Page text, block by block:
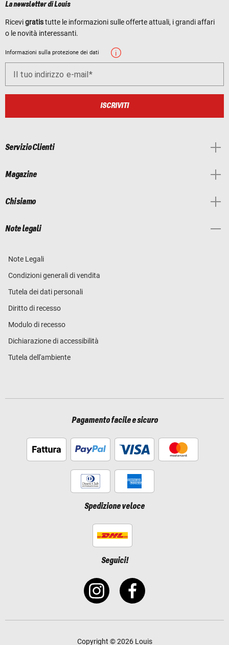
La newsletter di Louis
Ricevigratistutte le informazioni sulle offerte attuali, i grandi affari
o le novità interessanti.
Informazioni sulla protezione dei dati
Il tuo indirizzo e-mail
ISCRIVITI
Servizio Clienti
Magazine
Chi siamo
Note legali
Note Legali
Condizioni generali di vendita
Tutela dei dati personali
Diritto di recesso
Modulo di recesso
Dichiarazione di accessibilità
Tutela dell'ambiente
Pagamento facile e sicuro
Spedizione veloce
Seguici!
Copyright © 2026 Louis